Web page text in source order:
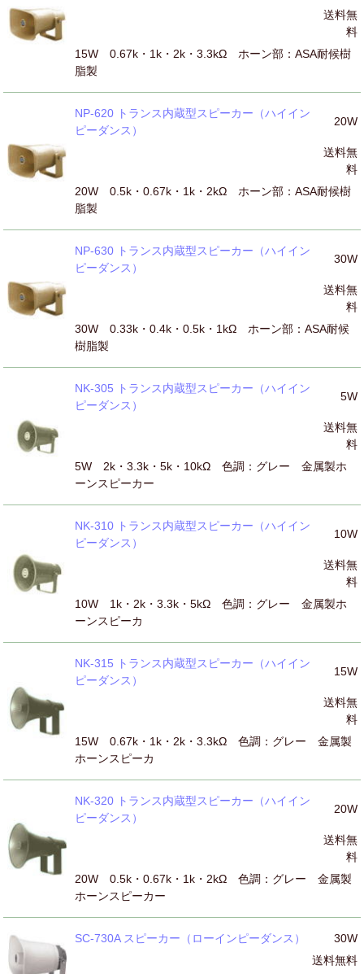
送料無
料
15W 0.67k・1k・2k・3.3kΩ ホーン部：ASA耐候樹
脂製
NP-620 トランス内蔵型スピーカー（ハイイン
ピーダンス）
20W
送料無
料
20W 0.5k・0.67k・1k・2kΩ ホーン部：ASA耐候樹
脂製
NP-630 トランス内蔵型スピーカー（ハイイン
ピーダンス）
30W
送料無
料
30W 0.33k・0.4k・0.5k・1kΩ ホーン部：ASA耐候
樹脂製
NK-305 トランス内蔵型スピーカー（ハイイン
ピーダンス）
5W
送料無
料
5W 2k・3.3k・5k・10kΩ 色調：グレー 金属製ホ
ーンスピーカー
NK-310 トランス内蔵型スピーカー（ハイイン
ピーダンス）
10W
送料無
料
10W 1k・2k・3.3k・5kΩ 色調：グレー 金属製ホ
ーンスピーカ
NK-315 トランス内蔵型スピーカー（ハイイン
ピーダンス）
15W
送料無
料
15W 0.67k・1k・2k・3.3kΩ 色調：グレー 金属製
ホーンスピーカ
NK-320 トランス内蔵型スピーカー（ハイイン
ピーダンス）
20W
送料無
料
20W 0.5k・0.67k・1k・2kΩ 色調：グレー 金属製
ホーンスピーカー
SC-730A スピーカー（ローインピーダンス）
30W
送料無料